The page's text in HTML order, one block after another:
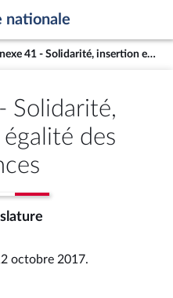
nationale
Annexe 41 - Solidarité, insertion et égalité des chances
Solidarité,
des
octobre 2017.